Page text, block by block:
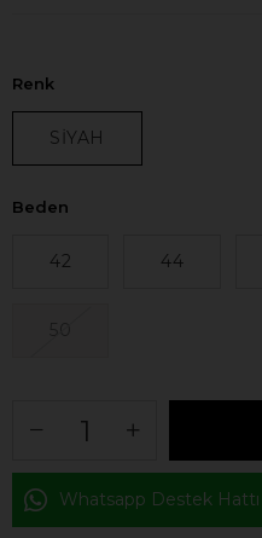
Renk
SİYAH
Beden
42 44
Whatsapp Destek Hattı